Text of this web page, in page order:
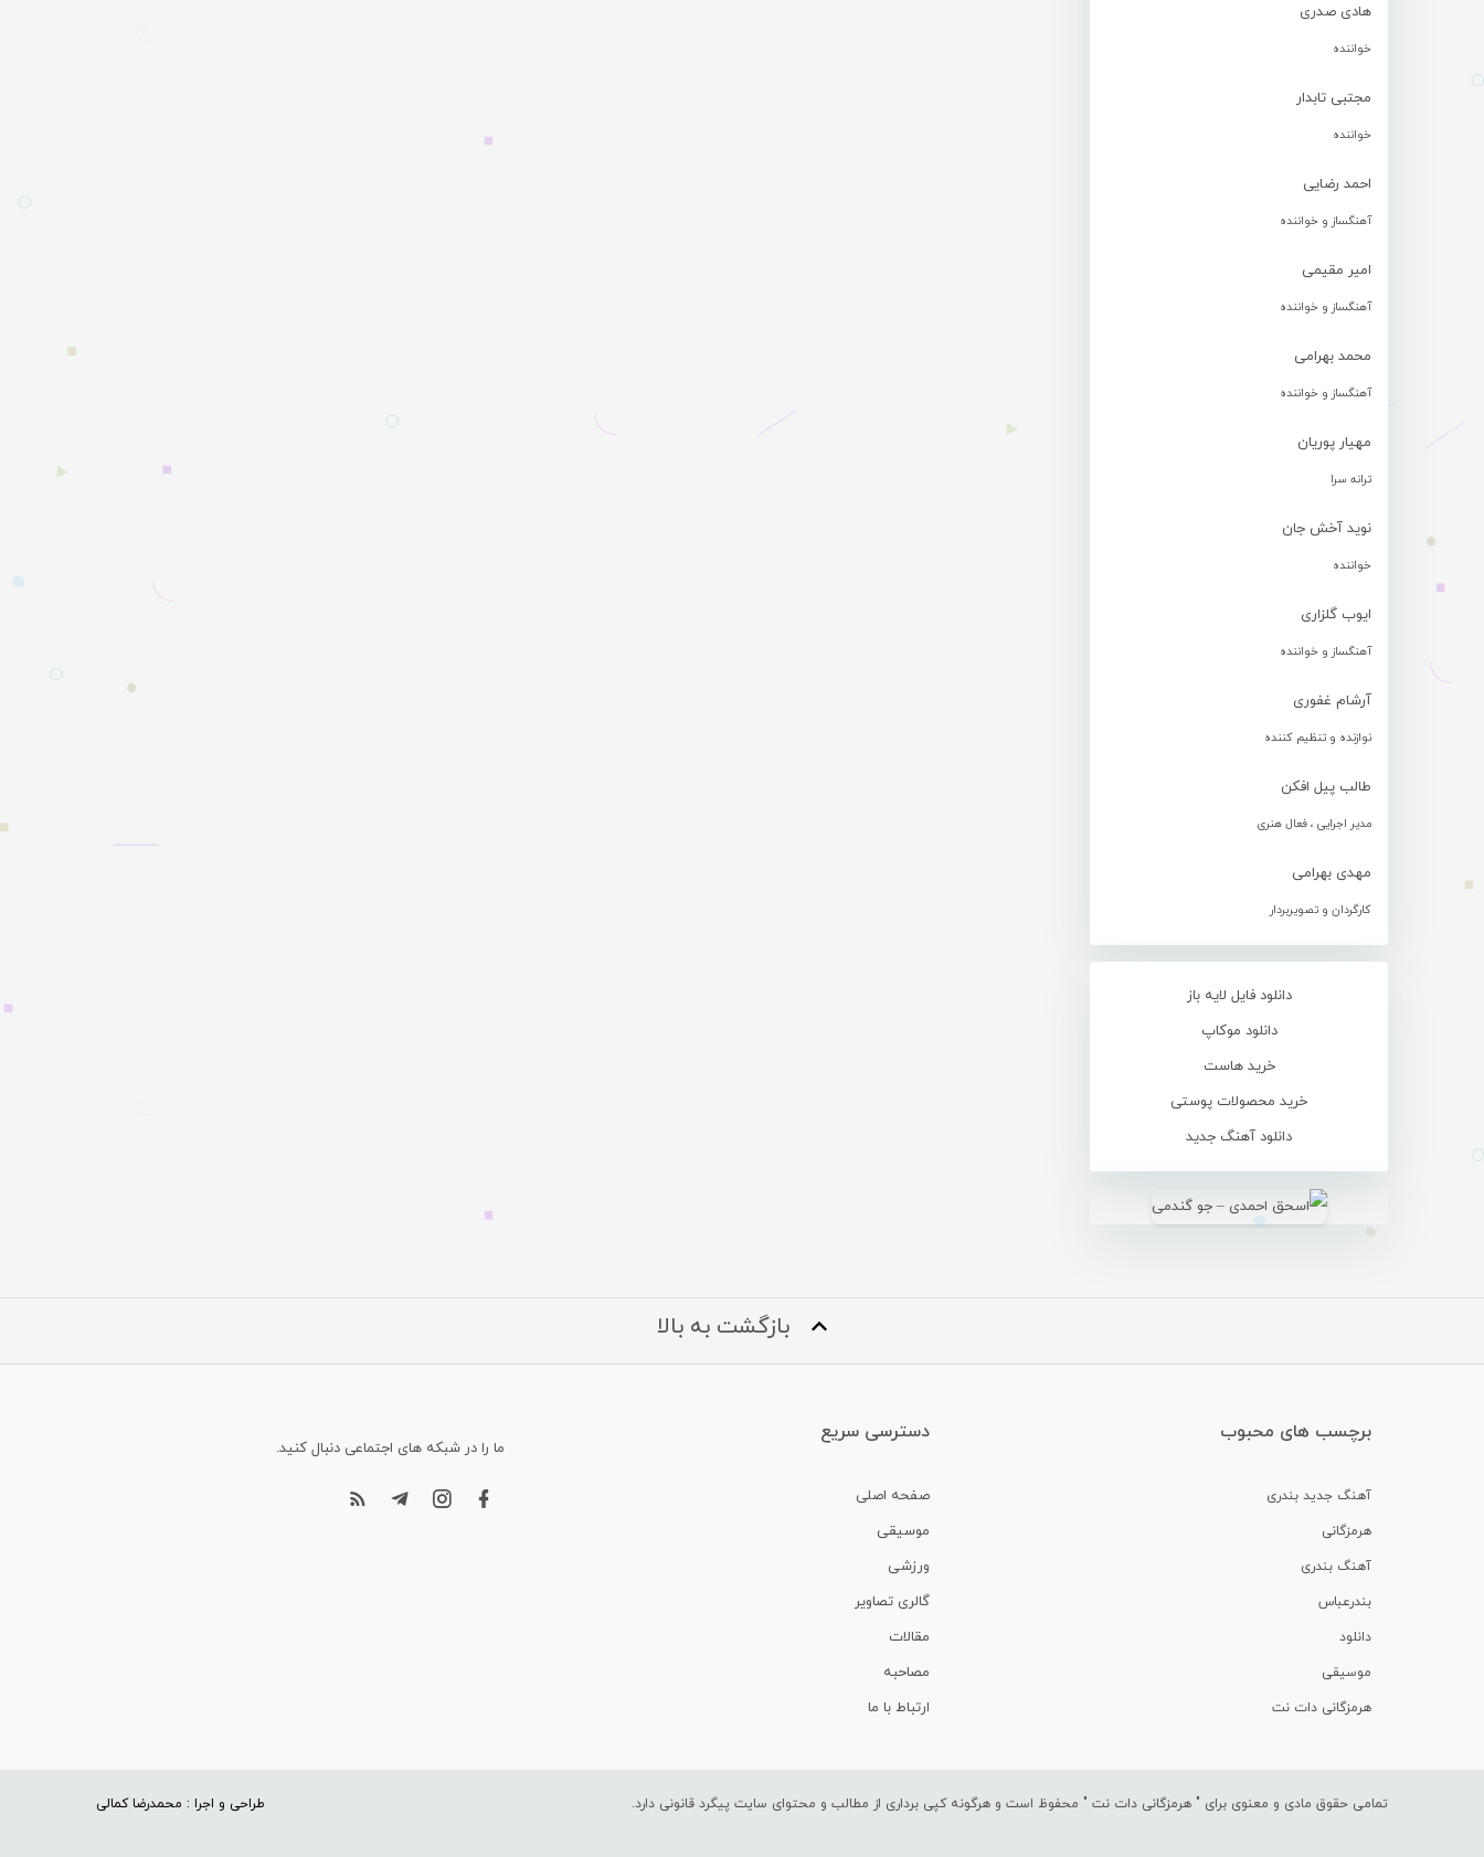
هادی صدری
خواننده
مجتبی تابدار
خواننده
احمد رضایی
آهنگساز و خواننده
امیر مقیمی
آهنگساز و خواننده
محمد بهرامی
آهنگساز و خواننده
مهیار پوریان
ترانه سرا
نوید آخش جان
خواننده
ایوب گلزاری
آهنگساز و خواننده
آرشام غفوری
نوازنده و تنظیم کننده
طالب پیل افکن
مدیر اجرایی ، فعال هنری
مهدی بهرامی
کارگردان و تصویربردار
دانلود فایل لایه باز
دانلود موکاپ
خرید هاست
خرید محصولات پوستی
دانلود آهنگ جدید
بازگشت به بالا
برچسب های محبوب
آهنگ جدید بندری
هرمزگانی
آهنگ بندری
بندرعباس
دانلود
موسیقی
هرمزگانی دات نت
دسترسی سریع
صفحه اصلی
موسیقی
ورزشی
گالری تصاویر
مقالات
مصاحبه
ارتباط با ما
ما را در شبکه های اجتماعی دنبال کنید.
تمامی حقوق مادی و معنوی برای " هرمزگانی دات نت " محفوظ است و هرگونه کپی برداری از مطالب و محتوای سایت پیگرد قانونی دارد. طراحی و اجرا : محمدرضا کمالی